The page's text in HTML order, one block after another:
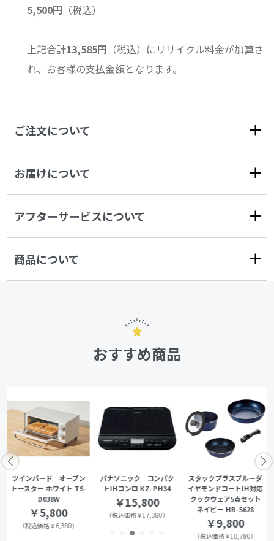
5,500円 （税込）
上記合計13,585円 （税込）にリサイクル料金が加算さ
れ、お客様の支払金額となります。
ご注文について
お届けについて
アフターサービスについて
商品について
おすすめ商品
ツインバード オーブン
トースター ホワイト TS-
D038W
￥5,800
（税込価格￥6,380）
パナソニック コンパク
トIHコンロ KZ-PH34
￥15,800
（税込価格￥17,380）
スタックプラスブルーダ
イヤモンドコートIH対応
クックウェア5点セット
ネイビー HB-5628
￥9,800
（税込価格￥10,780）